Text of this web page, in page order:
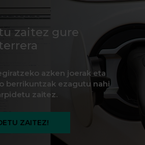
zaitez gure
azken joerak eta
berrikuntzak ezagutu nahi
zaitez.
ZAITEZ!